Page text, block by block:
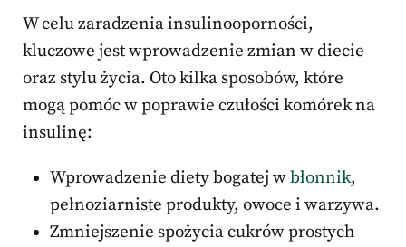
W celu zaradzenia insulinooporności,
kluczowe jest wprowadzenie zmian w diecie
oraz stylu życia. Oto kilka sposobów, które
mogą pomóc w poprawie czułości komórek na
insulinę:
Wprowadzenie diety bogatej wbłonnik,
pełnoziarniste produkty, owoce i warzywa.
Zmniejszenie spożycia cukrów prostych